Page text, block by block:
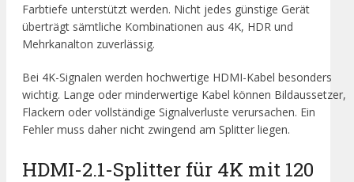
Farbtiefe unterstützt werden. Nicht jedes günstige Gerät
überträgt sämtliche Kombinationen aus 4K, HDR und
Mehrkanalton zuverlässig.
Bei 4K-Signalen werden hochwertige HDMI-Kabel besonders
wichtig. Lange oder minderwertige Kabel können Bildaussetzer,
Flackern oder vollständige Signalverluste verursachen. Ein
Fehler muss daher nicht zwingend am Splitter liegen.
HDMI-2.1-Splitter für 4K mit 120